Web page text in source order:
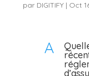
par DIGITIFY| Oct
A